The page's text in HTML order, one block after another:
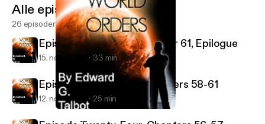
New World Orders
Alle episoder
26 episoder
Episode Twenty-Six: Chapter 61, Epilogue
15. nov. 2008 33 min
Episode Twenty-Five: Chapters 58-61
12. nov. 2008 25 min